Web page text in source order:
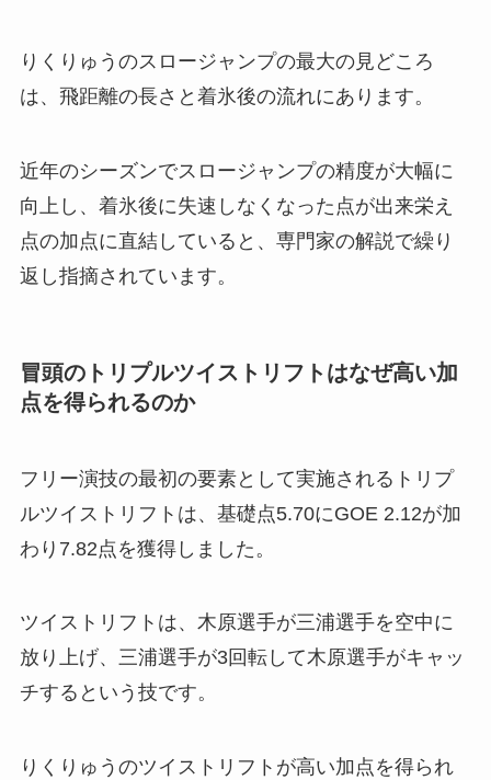
りくりゅうのスロージャンプの最大の見どころ
は、飛距離の長さと着氷後の流れにあります。
近年のシーズンでスロージャンプの精度が大幅に
向上し、着氷後に失速しなくなった点が出来栄え
点の加点に直結していると、専門家の解説で繰り
返し指摘されています。
冒頭のトリプルツイストリフトはなぜ高い加
点を得られるのか
フリー演技の最初の要素として実施されるトリプ
ルツイストリフトは、基礎点5.70にGOE 2.12が加
わり7.82点を獲得しました。
ツイストリフトは、木原選手が三浦選手を空中に
放り上げ、三浦選手が3回転して木原選手がキャッ
チするという技です。
りくりゅうのツイストリフトが高い加点を得られ